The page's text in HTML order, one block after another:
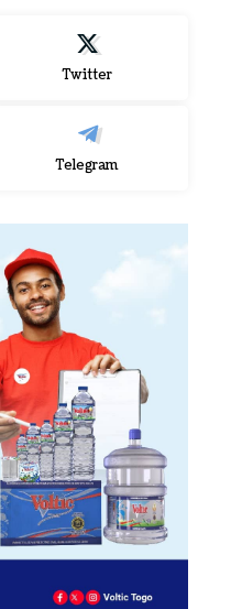
Twitter
Telegram